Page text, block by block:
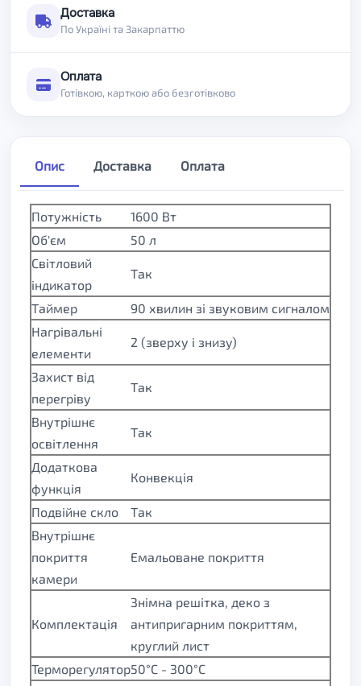
Доставка
По Україні та Закарпаттю
Оплата
Готівкою, карткою або безготівково
Опис Доставка Оплата
Потужність
1600 Вт
Об'єм
50 л
Світловий
індикатор
Так
Таймер
90 хвилин зі звуковим сигналом
Нагрівальні
елементи
2 (зверху і знизу)
Захист від
перегріву
Так
Внутрішнє
освітлення
Так
Додаткова
функція
Конвекція
Подвійне скло
Так
Внутрішнє
покриття
камери
Емальоване покриття
Комплектація
Знімна решітка, деко з
антипригарним покриттям,
круглий лист
Терморегулятор50°С - 300°С